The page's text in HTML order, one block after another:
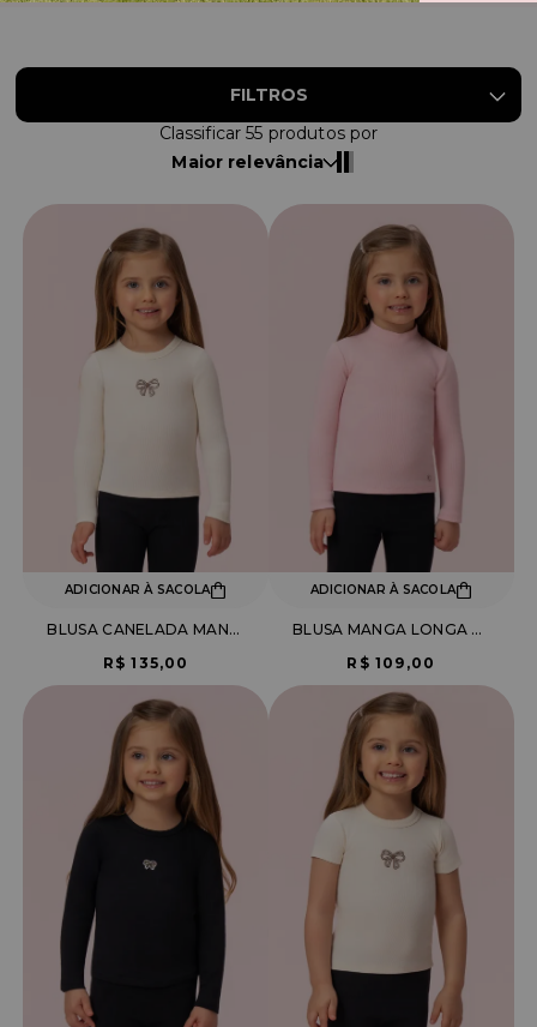
Classificar55 produtos por
Maior relevância
FILTROS
ADICIONAR À SACOLA
BLUSA CANELADA MANGA LONGA COM DETALHE LAÇO
R$ 135,00
ADICIONAR À SACOLA
BLUSA MANGA LONGA CANELADA
R$ 109,00